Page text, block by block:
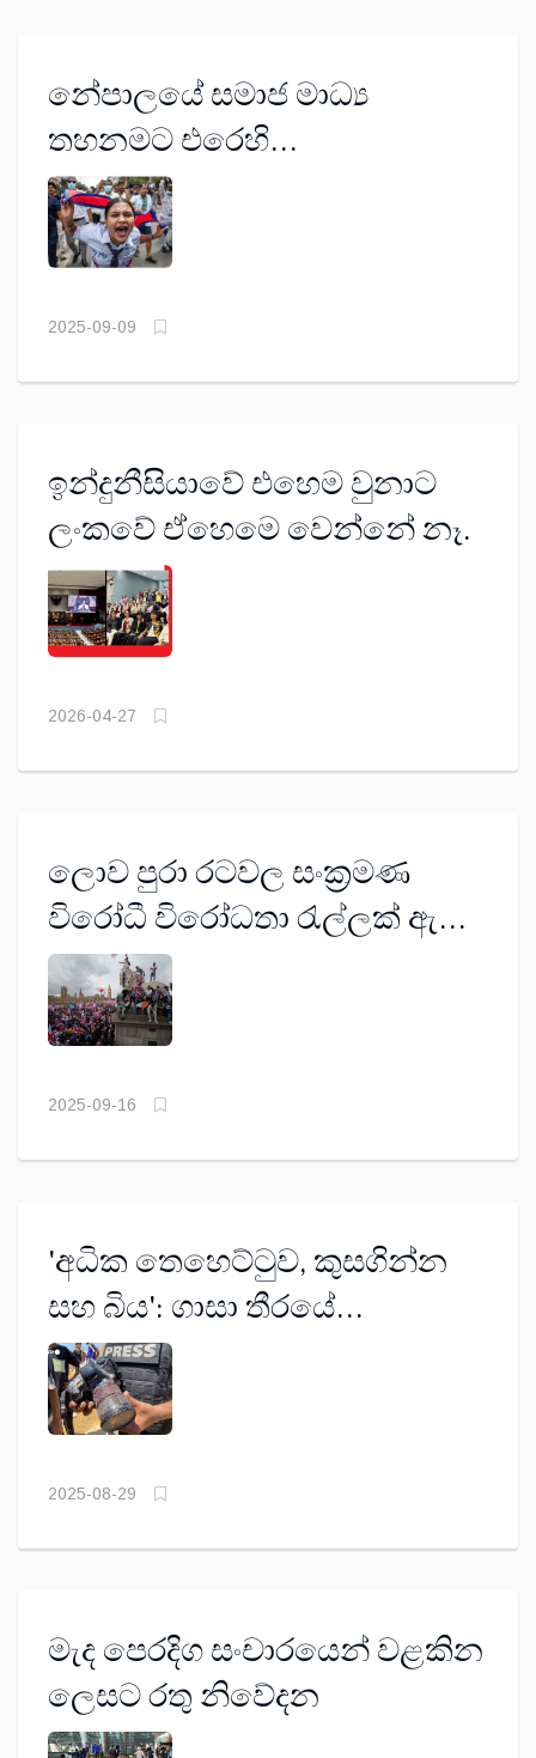
නේපාලයේ සමාජ මාධ්‍ය
තහනමට එරෙහි
විරෝධතාවලින් 13 දෙනෙක්
මරුට
2025-09-09
ඉන්දුනීසියාවේ එහෙම වුනාට
ලංකවේ ඒහෙමෙ වෙන්නේ නෑ.
2026-04-27
ලොව පුරා රටවල සංක්‍රමණ
විරෝධී විරෝධතා රැල්ලක් ඇති
වූයේ ඇයි?: ශ්‍රී ලාංකිකයින්ට
මුහුණ පෑමට සිදුව ඇති බලපෑම්
මොනවා ද?
2025-09-16
'අධික තෙහෙට්ටුව, කුසගින්න
සහ බිය': ගාසා තීරයේ
මාධ්‍යවේදියෙකු වීම කෙබඳු ද?
2025-08-29
මැද පෙරදිග සංචාරයෙන් වළකින
ලෙසට රතු නිවේදන